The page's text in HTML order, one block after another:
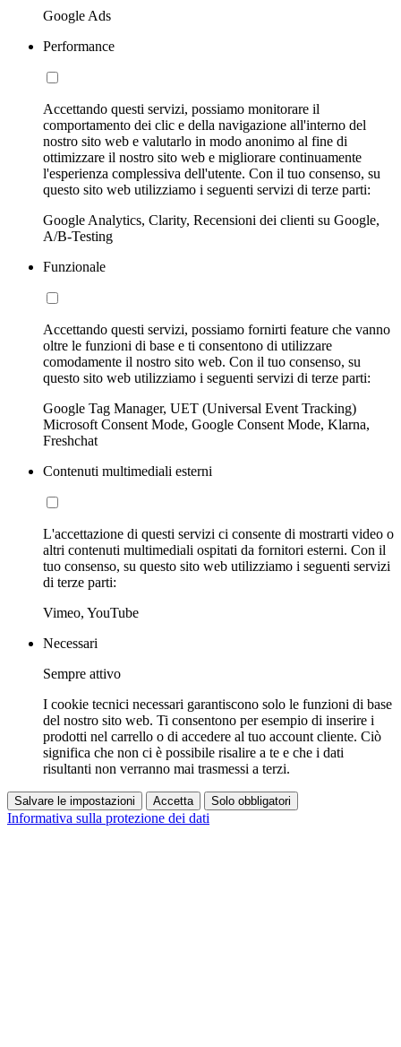
Google Ads
Performance
Accettando questi servizi, possiamo monitorare il
comportamento dei clic e della navigazione all'interno del
nostro sito web e valutarlo in modo anonimo al fine di
ottimizzare il nostro sito web e migliorare continuamente
l'esperienza complessiva dell'utente. Con il tuo consenso, su
questo sito web utilizziamo i seguenti servizi di terze parti:
Google Analytics, Clarity, Recensioni dei clienti su Google,
A/B-Testing
Funzionale
Accettando questi servizi, possiamo fornirti feature che vanno
oltre le funzioni di base e ti consentono di utilizzare
comodamente il nostro sito web. Con il tuo consenso, su
questo sito web utilizziamo i seguenti servizi di terze parti:
Google Tag Manager, UET (Universal Event Tracking)
Microsoft Consent Mode, Google Consent Mode, Klarna,
Freshchat
Contenuti multimediali esterni
L'accettazione di questi servizi ci consente di mostrarti video o
altri contenuti multimediali ospitati da fornitori esterni. Con il
tuo consenso, su questo sito web utilizziamo i seguenti servizi
di terze parti:
Vimeo, YouTube
Necessari
Sempre attivo
I cookie tecnici necessari garantiscono solo le funzioni di base
del nostro sito web. Ti consentono per esempio di inserire i
prodotti nel carrello o di accedere al tuo account cliente. Ciò
significa che non ci è possibile risalire a te e che i dati
risultanti non verranno mai trasmessi a terzi.
Salvare le impostazioni Accetta Solo obbligatori
Informativa sulla protezione dei dati